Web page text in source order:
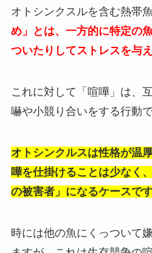
オトシンクスルを含む熱帯
め」とは、一方的に特定の
ついたりしてストレスを与
これに対して「喧嘩」は、
嚇や小競り合いをする行動で
オトシンクルスは性格が温
嘩を仕掛けることは少なく
の被害者」になるケースです
時には他の魚にくっついて